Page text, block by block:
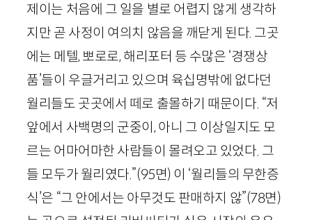
제이는 처음에 그 일을 별로 어렵지 않게 생각하
지만 곧 사정이 여의치 않음을 깨닫게 된다. 그곳
에는 메텔, 뽀로로, 해리포터 등 수많은 ‘경쟁상
품’들이 우글거리고 있으며 육십명밖에 없다던
월리들도 곳곳에서 떼로 출몰하기 때문이다. “저
앞에서 사백명의 군중이, 아니 그 이상일지도 모
르는 어마어마한 사람들이 몰려오고 있었다. 그
들 모두가 월리였다.”(95면) 이 ‘월리들의 무한증
식’은 “그 안에서는 아무것도 판매하지 않”(78면)